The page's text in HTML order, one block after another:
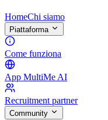
HomeChi siamo
Piattaforma
Come funziona
App MultiMe AI
Recruitment partner
Community